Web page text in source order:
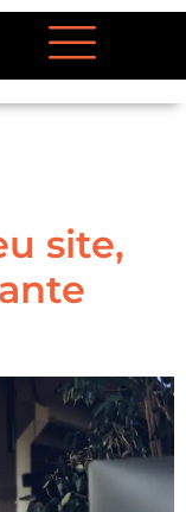
site,